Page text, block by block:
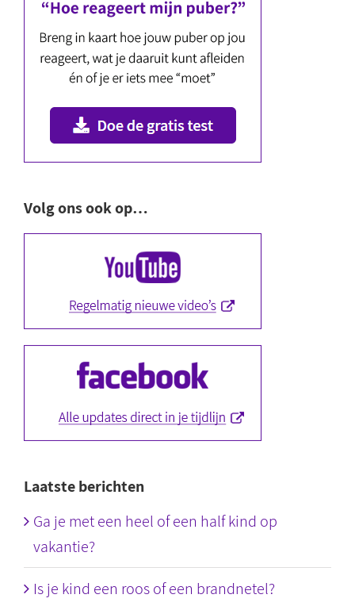
Volg ons ook op…
Laatste berichten
Ga je met een heel of een half kind op
vakantie?
Is je kind een roos of een brandnetel?